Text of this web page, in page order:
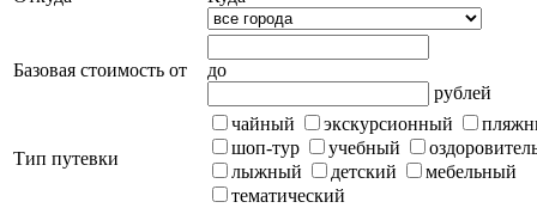
Базовая стоимость от
до
рублей
Тип путевки
чайный экскурсионный
шоп-тур
учебный
лыжный
детский
мебельный
тематический